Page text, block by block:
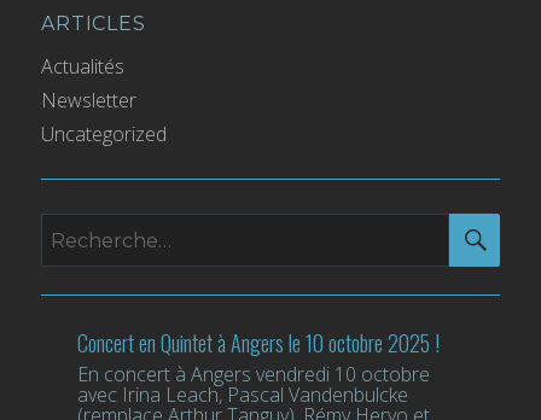
ARTICLES
Actualités
Newsletter
Uncategorized
Recherche
pour
:
Concert en Quintet à Angers le 10 octobre 2025 !
En concert à Angers vendredi 10 octobre
avec Irina Leach, Pascal Vandenbulcke